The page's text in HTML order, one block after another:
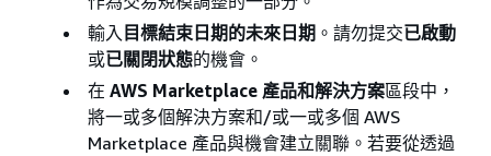
輸入 目標結束日期的未來日期 。請勿提交已啟動
或已關閉狀態的機會。
在 AWS Marketplace 產品和解決方案區段中，
將一或多個解決方案和/或一或多個 AWS
Marketplace 產品與機會建立關聯。若要從透過